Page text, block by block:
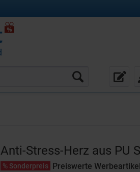
Anti-Stress-Herz aus PU
% Sonderpreis Preiswerte